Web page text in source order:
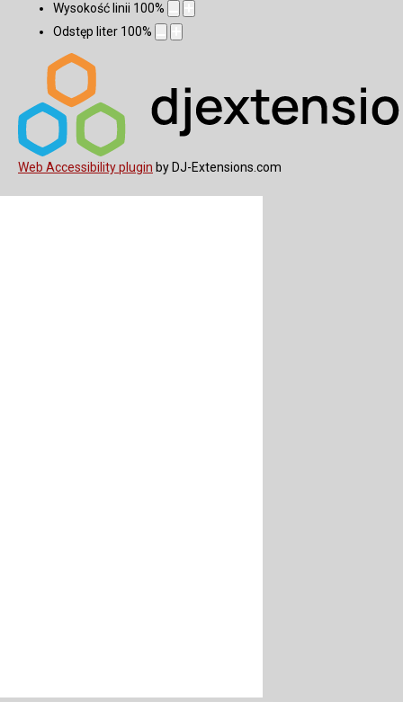
Wysokość linii 100%
Odstęp liter 100%
Web Accessibility plugin by DJ-Extensions.com